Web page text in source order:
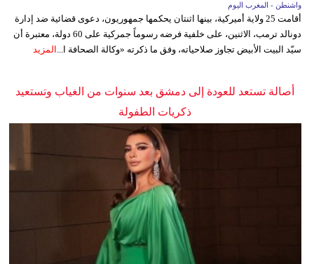
واشنطن - المغرب اليوم
أقامت 25 ولاية أميركية، بينها اثنتان يحكمها جمهوريون، دعوى قضائية ضد إدارة
دونالد ترمب، الاثنين، على خلفية فرضه رسوماً جمركية على 60 دولة، معتبرة أن
سيّد البيت الأبيض تجاوز صلاحياته، وفق ما ذكرته «وكالة الصحافة ا... المزيد
أصالة تستعد للعودة إلى دمشق بعد سنوات من الغياب وتستعيد
ذكريات الطفولة